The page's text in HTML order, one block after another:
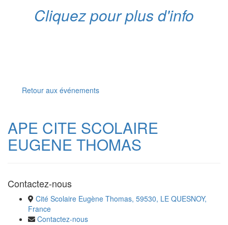
Cliquez pour plus d'info
Retour aux événements
APE CITE SCOLAIRE
EUGENE THOMAS
Contactez-nous
Cité Scolaire Eugène Thomas, 59530, LE QUESNOY,
France
Contactez-nous